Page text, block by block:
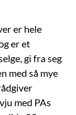
er hele
er et
gi fra seg
med så mye
med PAs